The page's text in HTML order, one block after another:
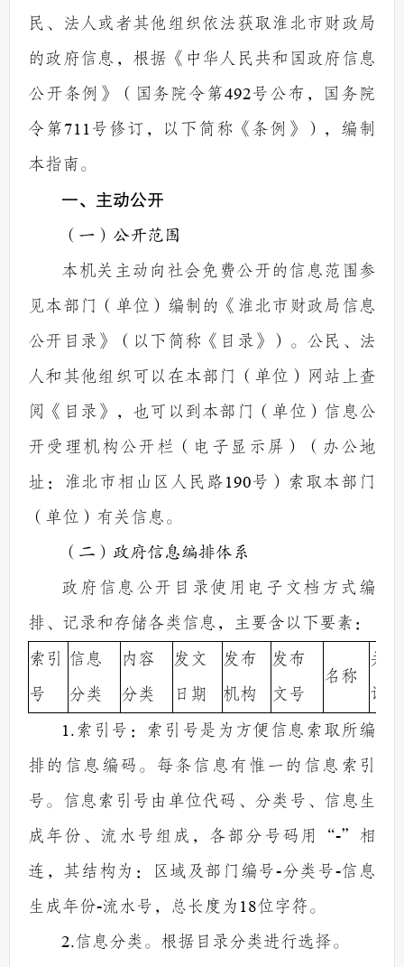
民、法人或者其他组织依法获取淮北市财政局
的政府信息，根据《中华人民共和国政府信息
公开条例》（国务院令第492号公布，国务院
令第711号修订，以下简称《条例》），编制
本指南。
一、主动公开
（一）公开范围
本机关主动向社会免费公开的信息范围参
见本部门（单位）编制的《淮北市财政局信息
公开目录》（以下简称《目录》）。公民、法
人和其他组织可以在本部门（单位）网站上查
阅《目录》，也可以到本部门（单位）信息公
开受理机构公开栏（电子显示屏）（办公地
址：淮北市相山区人民路190号）索取本部门
（单位）有关信息。
（二）政府信息编排体系
政府信息公开目录使用电子文档方式编
排、记录和存储各类信息，主要含以下要素：
索引
号
信息
分类
内容
分类
发文
日期
发布
机构
发布
文号
名称
关
词
1.索引号：索引号是为方便信息索取所编
排的信息编码。每条信息有惟一的信息索引
号。信息索引号由单位代码、分类号、信息生
成年份、流水号组成，各部分号码用
“-”
相
连，其结构为：区域及部门编号-分类号-信息
生成年份-流水号，总长度为 18位字符。
2.信息分类。根据目录分类进行选择。